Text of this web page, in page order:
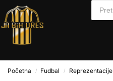
Početna / Fudbal / Reprezentacije